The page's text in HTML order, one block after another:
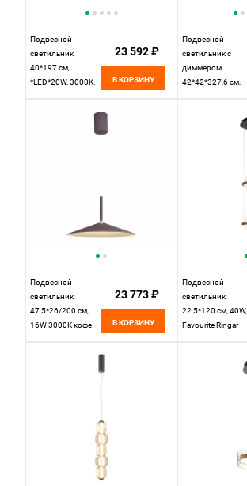
Подвесной
светильник
40*197 см,
*LED*20W, 3000K,
23 592 ₽
В КОРЗИНУ
Подвесной
светильник с
диммером
42*42*327,6 см,
Подвесной
светильник
47,5*26/200 см,
16W 3000K кофе
23 773 ₽
В КОРЗИНУ
Подвесной
светильник
22,5*120 см, 40W,
Favourite Ringar